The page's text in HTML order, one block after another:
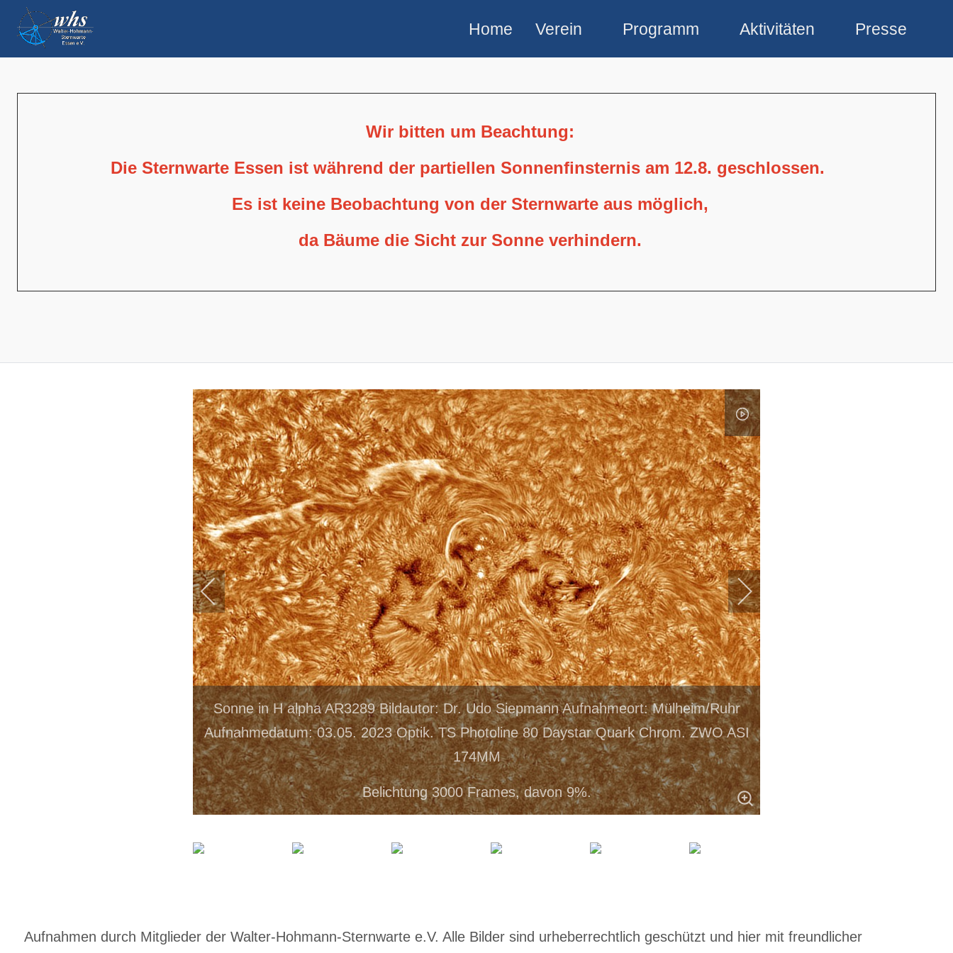
Home Verein Programm Aktivitäten Presse
Wir bitten um Beachtung:
Die Sternwarte Essen ist während der partiellen Sonnenfinsternis am 12.8. geschlossen.
Es ist keine Beobachtung von der Sternwarte aus möglich,
da Bäume die Sicht zur Sonne verhindern.
Sonne in H alpha AR3289 Bildautor: Dr. Udo Siepmann Aufnahmeort: Mülheim/Ruhr
Aufnahmedatum: 03.05. 2023 Optik. TS Photoline 80 Daystar Quark Chrom. ZWO ASI
174MM
Belichtung 3000 Frames, davon 9%.
Aufnahmen durch Mitglieder der Walter-Hohmann-Sternwarte e.V. Alle Bilder sind urheberrechtlich geschützt und hier mit freundlicher